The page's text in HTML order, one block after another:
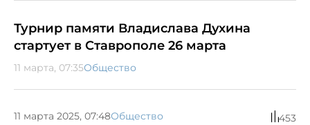
Турнир памяти Владислава Духина
стартует в Ставрополе 26 марта
11 марта, 07:35Общество
11 марта 2025, 07:48Общество 453